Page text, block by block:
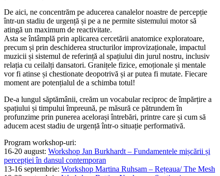
De aici, ne concentrăm pe aducerea canalelor noastre de percepție
într-un stadiu de urgență și pe a ne permite sistemului motor să
atingă un maximum de reactivitate.
Asta se întâmplă prin aplicarea cercetării anatomice exploratoare,
precum și prin deschiderea structurilor improvizaționale, impactul
muzicii și sistemul de referință al spațiului din jurul nostru, inclusiv
relația cu ceilalți dansatori. Granițele fizice, emoționale și mentale
vor fi atinse și chestionate deopotrivă și ar putea fi mutate. Fiecare
moment are potențialul de a schimba totul!
De-a lungul săptămânii, creăm un vocabular reciproc de împărțire a
spațiului și timpului împreună, pe măsură ce pătrundem în
profunzime prin punerea acelorași întrebări, printre care și cum să
aducem acest stadiu de urgență într-o situație performativă.
Program workshop-uri:
16-20 august: Workshop Jan Burkhardt – Fundamentele mișcării și
percepției în dansul contemporan
13-16 septembrie: Workshop Martina Ruhsam – Rețeaua/ The Mesh